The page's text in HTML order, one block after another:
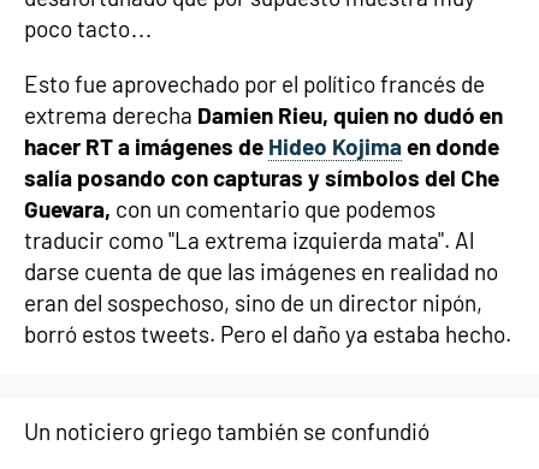
poco tacto…
Esto fue aprovechado por el político francés de
extrema derecha Damien Rieu, quien no dudó en
hacer RT a imágenes de Hideo Kojimaen donde
salía posando con capturas y símbolos del Che
Guevara, con un comentario que podemos
traducir como "La extrema izquierda mata". Al
darse cuenta de que las imágenes en realidad no
eran del sospechoso, sino de un director nipón,
borró estos tweets. Pero el daño ya estaba hecho.
Un noticiero griego también se confundió